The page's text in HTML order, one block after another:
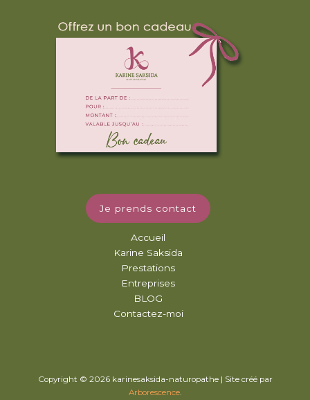
Je prends contact
Accueil
Karine Saksida
Prestations
Entreprises
BLOG
Contactez-moi
Copyright © 2026 karinesaksida-naturopathe | Site créé par
Arborescence.